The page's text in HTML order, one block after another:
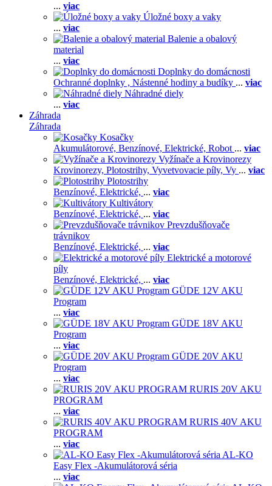
... viac
Úložné boxy a vaky
... viac
Balenie a obalový
material
... viac
Doplnky do domácnosti
Ochranné doplnky , Nástenné hodiny a budíky ... viac
Náhradné diely
... viac
Záhrada
Záhrada
Kosačky
Akumulátorové, Benzínové, Elektrické, Robot ... viac
Vyžínače a Krovinorezy
Krovinorezy, Plotostrihy, Vyvetvovacie píly, Vy ... viac
Plotostrihy
Benzínové, Elektrické, ... viac
Kultivátory
Benzínové, Elektrické, ... viac
Prevzdušňovače
trávnikov
Benzínové, Elektrické, ... viac
Elektrické a motorové
píly
Benzínové, Elektrické, ... viac
GÜDE 12V AKU
Program
... viac
GÜDE 18V AKU
Program
... viac
GÜDE 20V AKU
Program
... viac
RURIS 20V AKU
PROGRAM
... viac
RURIS 40V AKU
PROGRAM
... viac
AL-KO
Easy Flex -Akumulátorová séria
... viac